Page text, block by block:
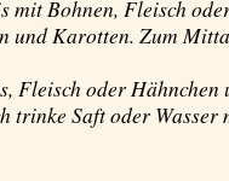
mit Bohnen, Fleisch
und Karotten. Zum
Fleisch oder Hähnchen
trinke Saft oder Wasser